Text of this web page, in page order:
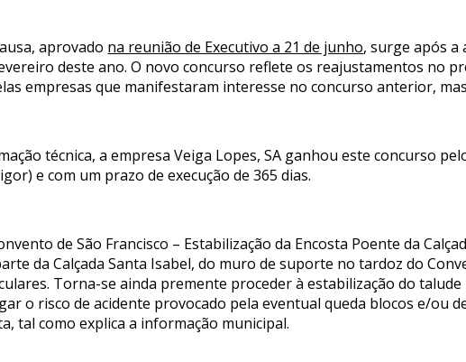
aprovado na reunião de Executivo a 21 de junho, surge após a
deste ano. O novo concurso reflete os reajustamentos no
empresas que manifestaram interesse no concurso anterior,
técnica, a empresa Veiga Lopes, SA ganhou este concurso
e com um prazo de execução de 365 dias.
de São Francisco – Estabilização da Encosta Poente da
da Calçada Santa Isabel, do muro de suporte no tardoz do
Torna-se ainda premente proceder à estabilização do
o risco de acidente provocado pela eventual queda blocos e/ou
tal como explica a informação municipal.